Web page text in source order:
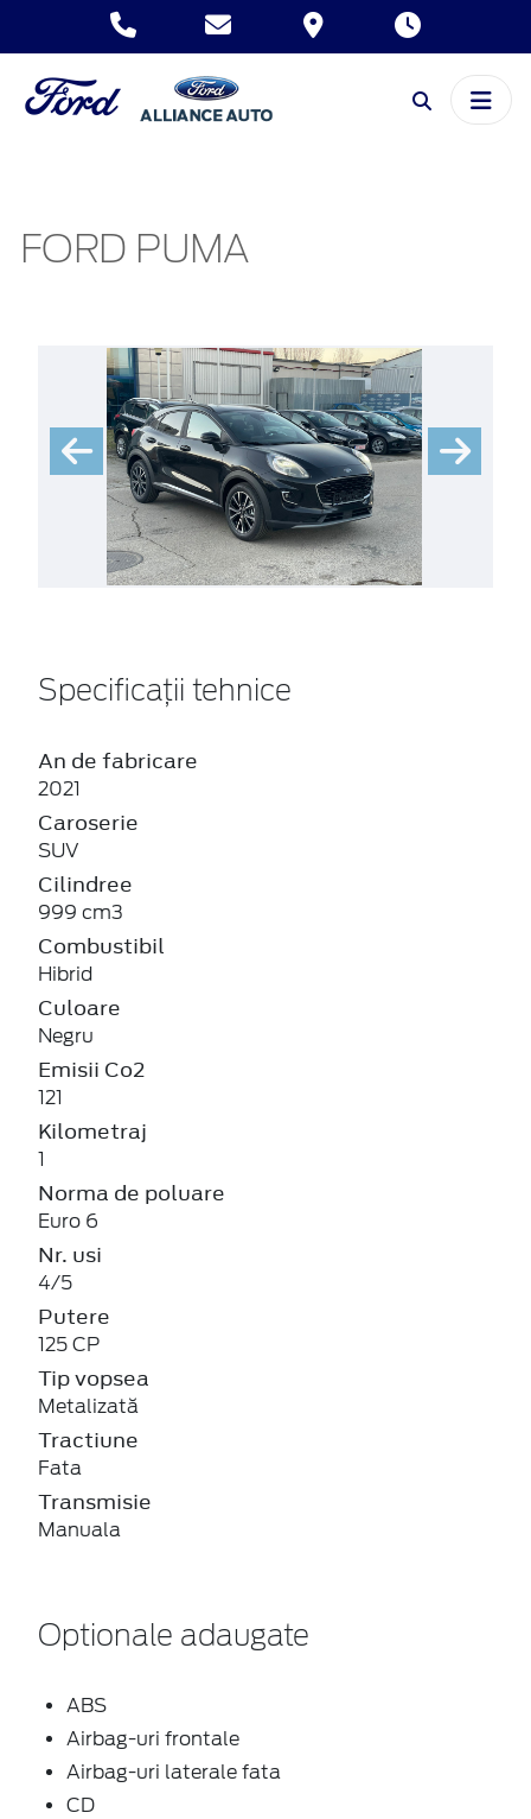
FORD PUMA
Specificații tehnice
An de fabricare
2021
Caroserie
SUV
Cilindree
999 cm3
Combustibil
Hibrid
Culoare
Negru
Emisii Co2
121
Kilometraj
1
Norma de poluare
Euro 6
Nr. usi
4/5
Putere
125 CP
Tip vopsea
Metalizată
Tractiune
Fata
Transmisie
Manuala
Optionale adaugate
ABS
Airbag-uri frontale
Airbag-uri laterale fata
CD